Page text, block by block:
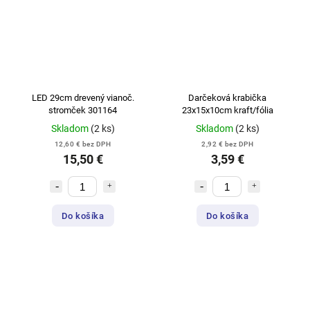
LED 29cm drevený vianoč.
stromček 301164
Skladom (2 ks)
12,60 € bez DPH
15,50 €
Do košíka
Darčeková krabička
23x15x10cm kraft/fólia
Skladom (2 ks)
2,92 € bez DPH
3,59 €
Do košíka